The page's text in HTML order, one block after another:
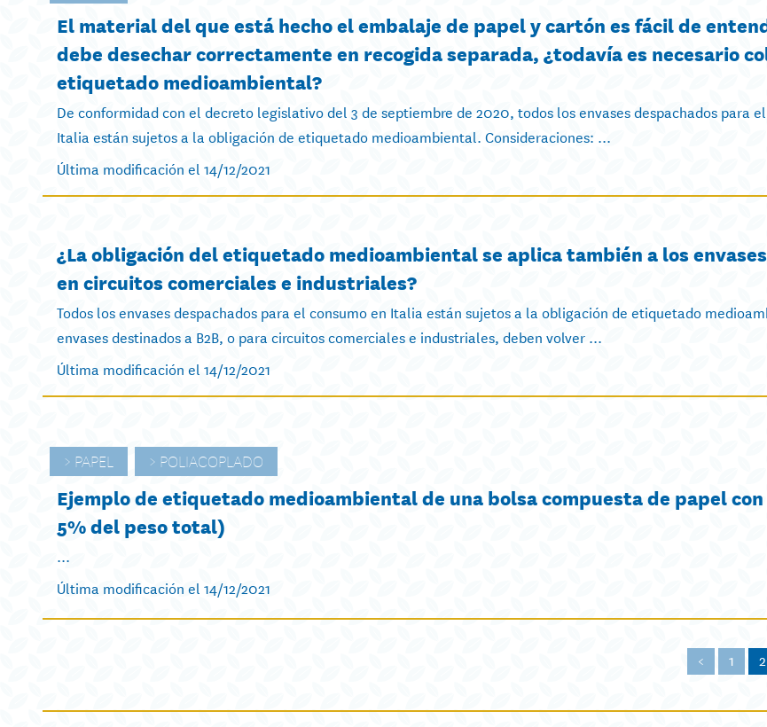
El material del que está hecho el embalaje de papel y cartón es fácil de
debe desechar correctamente en recogida separada, ¿todavía es necesario
etiquetado medioambiental?
De conformidad con el decreto legislativo del 3 de septiembre de 2020, todos los envases despachados para
Italia están sujetos a la obligación de etiquetado medioambiental. Consideraciones: ...
Última modificación el 14/12/2021
¿La obligación del etiquetado medioambiental se aplica también a los
en circuitos comerciales e industriales?
Todos los envases despachados para el consumo en Italia están sujetos a la obligación de etiquetado
envases destinados a B2B, o para circuitos comerciales e industriales, deben volver ...
Última modificación el 14/12/2021
PAPEL POLIACOPLADO
Ejemplo de etiquetado medioambiental de una bolsa compuesta de papel
5% del peso total)
...
Última modificación el 14/12/2021
< 1 2